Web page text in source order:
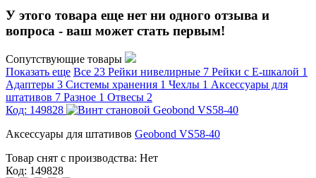
У этого товара еще нет ни одного отзыва и
вопроса - ваш может стать первым!
Сопутствующие товары
Показать еще Все 23 Рейки нивелирные 7 Рейки с Е-шкалой 1
Адаптеры 3 Системы хранения 1 Чехлы 1 Аксессуары для
штативов 7 Разное 1 Отвесы 2
Код: 149828
Аксессуары для штативов Geobond VS58-40
Товар снят с производства: Нет
Код: 149828